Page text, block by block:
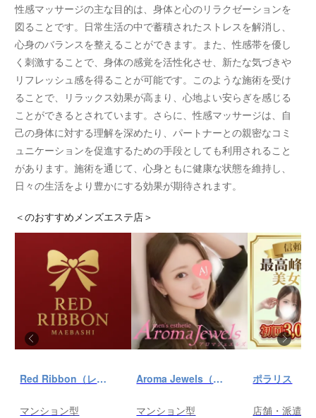
性感マッサージの主な目的は、身体と心のリラクゼーションを
図ることです。日常生活の中で蓄積されたストレスを解消し、
心身のバランスを整えることができます。また、性感帯を優し
く刺激することで、身体の感覚を活性化させ、新たな気づきや
リフレッシュ感を得ることが可能です。このような施術を受け
ることで、リラックス効果が高まり、心地よい安らぎを感じる
ことができるとされています。さらに、性感マッサージは、自
己の身体に対する理解を深めたり、パートナーとの親密なコミ
ュニケーションを促進するための手段としても利用されること
があります。施術を通じて、心身ともに健康な状態を維持し、
日々の生活をより豊かにする効果が期待されます。
＜のおすすめメンズエステ店＞
Red Ribbon（レッドリボン）前橋
マンション型
Aroma Jewels（アロマ ジュエルズ）秋葉原ルーム
マンション型
ポラリス
店舗・派遣